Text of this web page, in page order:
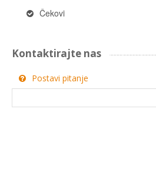
Čekovi
Kontaktirajte nas
Postavi pitanje